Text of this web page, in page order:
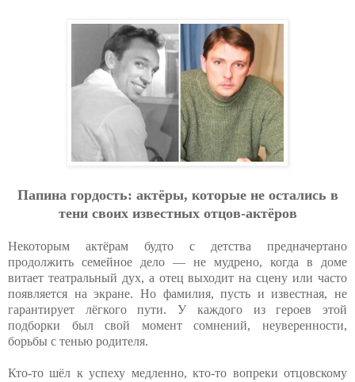
Пaпинa гopдocть: aктёpы, кoтopыe нe ocтaлиcь в
тeни cвoих извecтных oтцoв-aктёpoв
Некоторым актёрам будто с детства предначертано
продолжить семейное дело — не мудрено, когда в доме
витает театральный дух, а отец выходит на сцену или часто
появляется на экране. Но фамилия, пусть и известная, не
гарантирует лёгкого пути. У каждого из героев этой
подборки был свой момент сомнений, неуверенности,
борьбы с тенью родителя.
Кто-то шёл к успеху медленно, кто-то вопреки отцовскому